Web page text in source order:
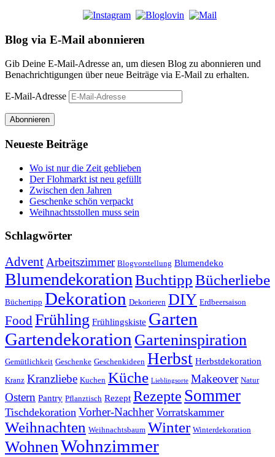
Blog via E-Mail abonnieren
Gib Deine E-Mail-Adresse an, um diesen Blog zu abonnieren und
Benachrichtigungen über neue Beiträge via E-Mail zu erhalten.
E-Mail-Adresse
Abonnieren
Neueste Beiträge
Wo ist nur die Zeit geblieben
Der Flohmarkt ist neu gefüllt
Zwischen den Jahren
Geschenke schön verpackt
Weihnachtsstollen muss sein
Schlagwörter
Advent Arbeitszimmer Blogvorstellung Blumendeko
Blumendekoration BuchtippBücherliebe
Büchertipp Dekoration Dekorieren DIY Erdbeersaison
FoodFrühling Frühlingskiste Garten
Gartendekoration Garteninspiration
Gemütlichkeit Geschenke Geschenkideen Herbst Herbstdekoration
Kranz Kranzliebe Kuchen Küche Lieblingsorte Makeover Natur
Ostern Pantry Pflanztisch Rezept Rezepte Sommer
Tischdekoration Vorher-Nachher Vorratskammer
Weihnachten Weihnachtsbaum Winter Winterdekoration
WohnenWohnzimmer